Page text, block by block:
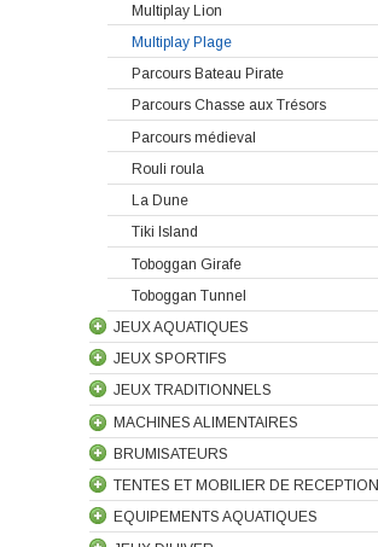
Multiplay Lion
Multiplay Plage
Parcours Bateau Pirate
Parcours Chasse aux Trésors
Parcours médieval
Rouli roula
La Dune
Tiki Island
Toboggan Girafe
Toboggan Tunnel
JEUX AQUATIQUES
JEUX SPORTIFS
JEUX TRADITIONNELS
MACHINES ALIMENTAIRES
BRUMISATEURS
TENTES ET MOBILIER DE RECEPTION
EQUIPEMENTS AQUATIQUES